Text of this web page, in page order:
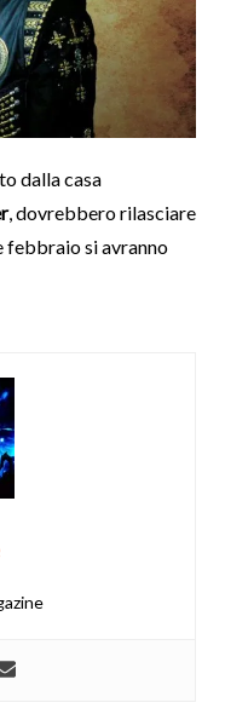
dalla casa
, dovrebbero rilasciare
febbraio si avranno